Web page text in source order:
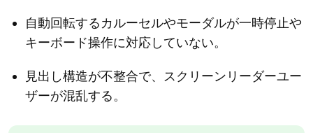
自動回転するカルーセルやモーダルが一時停止や
キーボード操作に対応していない。
見出し構造が不整合で、スクリーンリーダーユー
ザーが混乱する。